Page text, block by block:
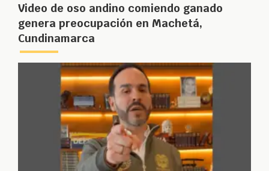
Video de oso andino comiendo ganado
genera preocupación en Machetá,
Cundinamarca